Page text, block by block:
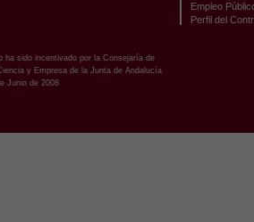
Empleo
Perfil del
ha sido incentivado por la Consejaría de
y Empresa de la Junta de Andalucía
Junio de 2008